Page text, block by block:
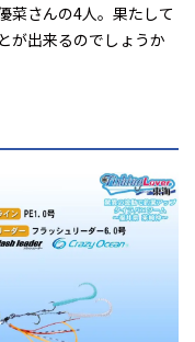
菜さんの4人。果たして
が出来るのでしょうか